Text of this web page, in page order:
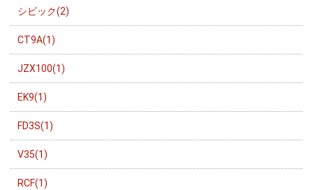
シビック(2)
CT9A(1)
JZX100(1)
EK9(1)
FD3S(1)
V35(1)
RCF(1)